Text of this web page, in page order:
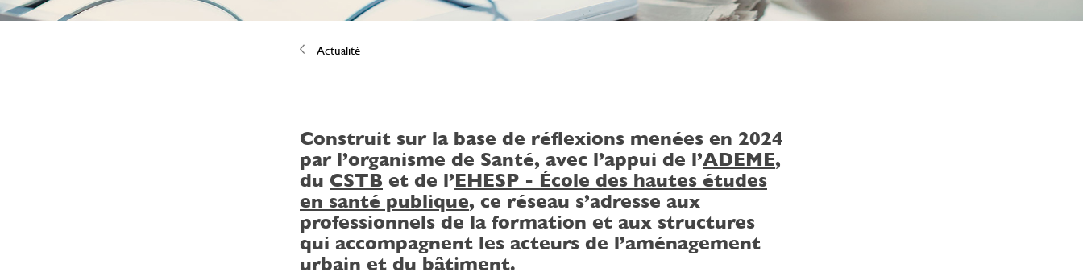
Actualité
Construit sur la base de réflexions menées en 2024
par l’organisme de Santé, avec l’appui de l’ADEME,
du CSTB et de l’EHESP - École des hautes études
en santé publique, ce réseau s’adresse aux
professionnels de la formation et aux structures
qui accompagnent les acteurs de l’aménagement
urbain et du bâtiment.